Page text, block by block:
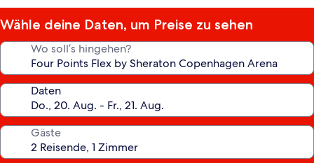
Wähle deine Daten, um Preise zu sehen
Wo soll’s hingehen?
Daten
Gäste